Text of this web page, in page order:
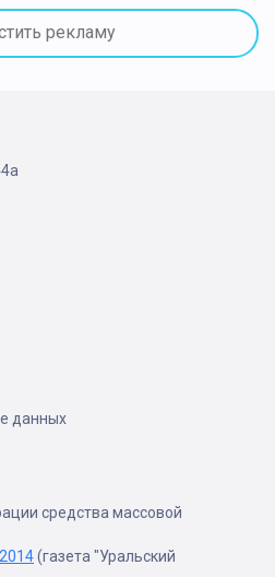
рекламу
данных
средства массовой
(газета "Уральский